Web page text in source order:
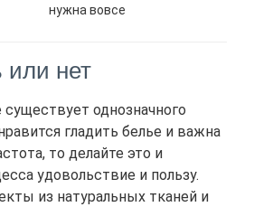
нужна вовсе
или нет
однозначного
гладить белье и важна
то делайте это и
удовольствие и пользу.
из натуральных тканей и